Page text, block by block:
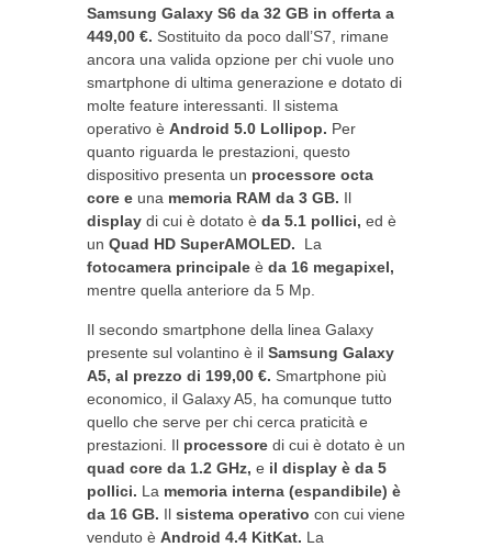
Samsung Galaxy S6 da 32 GB in offerta a
449,00 €. Sostituito da poco dall’S7, rimane
ancora una valida opzione per chi vuole uno
smartphone di ultima generazione e dotato di
molte feature interessanti. Il sistema
operativo è Android 5.0 Lollipop. Per
quanto riguarda le prestazioni, questo
dispositivo presenta un processore octa
core e una memoria RAM da 3 GB. Il
display di cui è dotato è da 5.1 pollici, ed è
un Quad HD SuperAMOLED. La
fotocamera principale è da 16 megapixel,
mentre quella anteriore da 5 Mp.
Il secondo smartphone della linea Galaxy
presente sul volantino è il Samsung Galaxy
A5, al prezzo di 199,00 €. Smartphone più
economico, il Galaxy A5, ha comunque tutto
quello che serve per chi cerca praticità e
prestazioni. Il processore di cui è dotato è un
quad core da 1.2 GHz, e il display è da 5
pollici. La memoria interna (espandibile) è
da 16 GB. Il sistema operativo con cui viene
venduto è Android 4.4 KitKat. La